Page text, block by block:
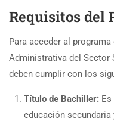
Requisitos del
Para acceder al
Administrativa del Sector
deben cumplir con los
Título de Bachiller:
educación